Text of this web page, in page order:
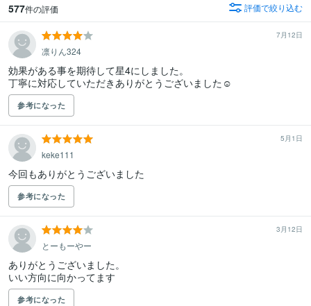
577件の評価 評価で絞り込む
7月12日
凛りん324
効果がある事を期待して星4にしました。
丁寧に対応していただきありがとうございました☺️
参考になった
5月1日
keke111
今回もありがとうございました
参考になった
3月12日
とーもーやー
ありがとうございました。
いい方向に向かってます
参考になった